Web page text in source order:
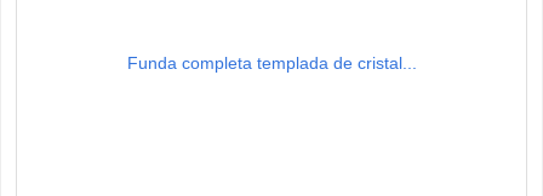
Funda completa templada de cristal...